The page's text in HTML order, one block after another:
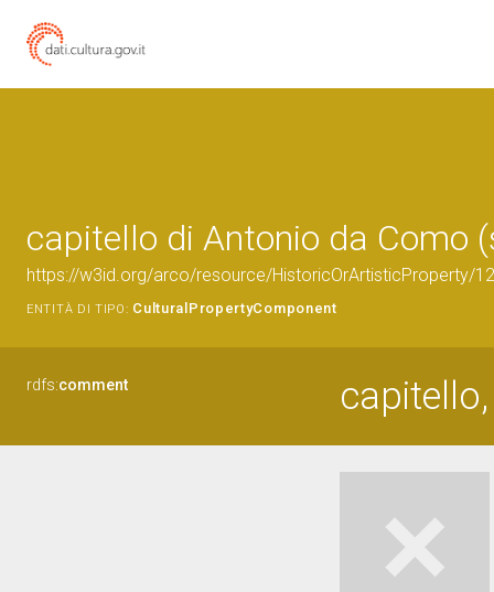
capitello di Antonio da Como
https://w3id.org/arco/resource/HistoricOrArtisticProperty/
ENTITÀ DI TIPO: CulturalPropertyComponent
rdfs:comment